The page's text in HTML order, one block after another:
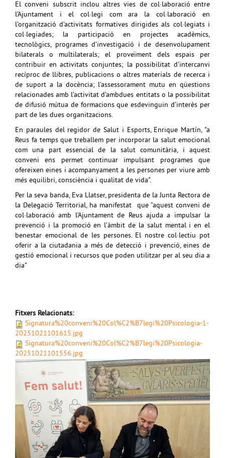
El conveni subscrit inclou altres vies de col·laboració entre
l’Ajuntament i el col·legi com ara la col·laboració en
l’organització d’activitats formatives dirigides als col·legiats i
col·legiades; la participació en projectes acadèmics,
tecnològics, programes d’investigació i de desenvolupament
bilaterals o multilaterals; el proveïment dels espais per
contribuir en activitats conjuntes; la possibilitat d’intercanvi
recíproc de llibres, publicacions o altres materials de recerca i
de suport a la docència; l’assessorament mutu en qüestions
relacionades amb l’activitat d’ambdues entitats o la possibilitat
de difusió mútua de formacions que esdevinguin d’interès per
part de les dues organitzacions.
En paraules del regidor de Salut i Esports, Enrique Martín, "a
Reus fa temps que treballem per incorporar la salut emocional
com una part essencial de la salut comunitària, i aquest
conveni ens permet continuar impulsant programes que
ofereixen eines i acompanyament a les persones per viure amb
més equilibri, consciència i qualitat de vida".
Per la seva banda, Eva Llatser, presidenta de la Junta Rectora de
la Delegació Territorial, ha manifestat que “aquest conveni de
col·laboració amb l’Ajuntament de Reus ajuda a impulsar la
prevenció i la promoció en l’àmbit de la salut mental i en el
benestar emocional de les persones. El nostre col·lectiu pot
oferir a la ciutadania a més de detecció i prevenció, eines de
gestió emocional i recursos que poden utilitzar per al seu dia a
dia”
Fitxers Relacionats:
Signatura%20conveni%20Col%C2%B7legi%20Psicologia-1-
20251021101615.jpg
Signatura%20conveni%20Col%C2%B7legi%20Psicologia-
20251021101556.jpg